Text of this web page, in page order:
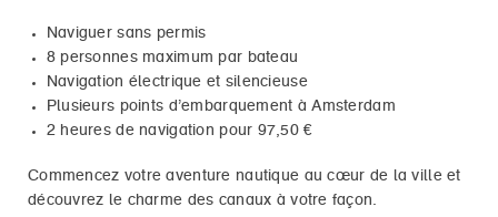
Naviguer sans permis
8 personnes maximum par bateau
Navigation électrique et silencieuse
Plusieurs points d’embarquement à Amsterdam
2 heures de navigation pour 97,50 €
Commencez votre aventure nautique au cœur de la ville et
découvrez le charme des canaux à votre façon.